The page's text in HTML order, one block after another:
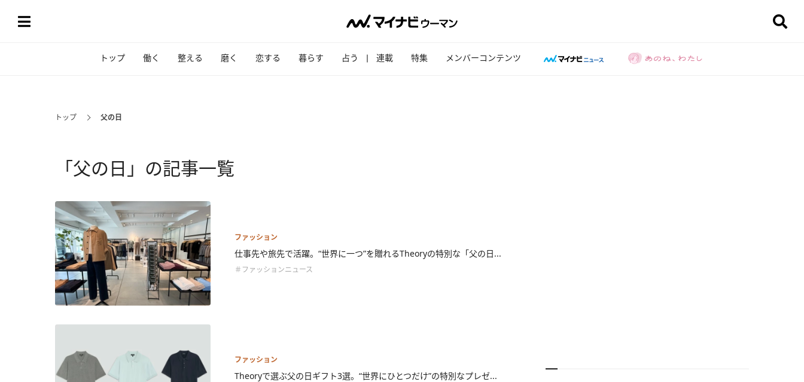
トップ 働く 整える 磨く 恋する 暮らす 占う 連載 特集 メンバーコンテンツ
トップ 父の日
「父の日」の記事一覧
ファッション
仕事先や旅先で活躍。“世界に一つ”を贈れるTheoryの特別な「父の日...
＃ファッションニュース
ファッション
Theoryで選ぶ父の日ギフト3選。“世界にひとつだけ”の特別なプレゼ...